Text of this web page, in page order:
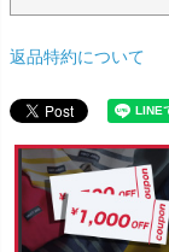
返品特約について